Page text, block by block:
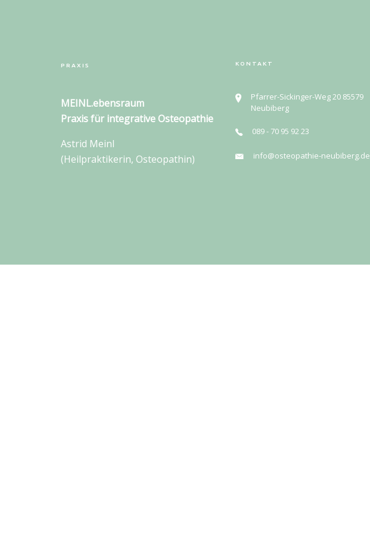
PRAXIS
MEINL.ebensraum
Praxis für integrative Osteopathie
Astrid Meinl
(Heilpraktikerin, Osteopathin)
KONTAKT
Pfarrer-Sickinger-Weg 20 85579
Neubiberg
089 - 70 95 92 23
info@osteopathie-neubiberg.de